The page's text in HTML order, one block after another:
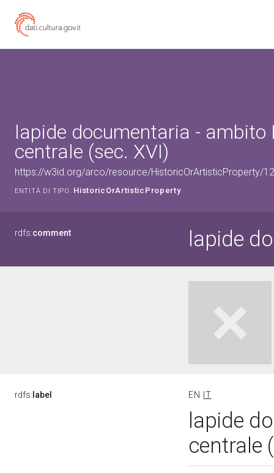
lapide documentaria - ambito
centrale (sec. XVI)
https://w3id.org/arco/resource/HistoricOrArtisticProperty/
ENTITÀ DI TIPO: HistoricOrArtisticProperty
rdfs:comment lapide
rdfs: label EN IT
lapide
centrale